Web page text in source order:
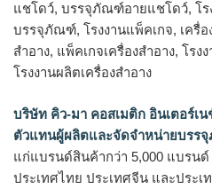
แชโดว์, บรรจุภัณฑ์อายแชโดว์, โร
บรรจุภัณฑ์, โรงงานแพ็คเกจ, เครื่
สำอาง, แพ็คเกจเครื่องสำอาง, โรง
โรงงานผลิตเครื่องสำอาง
บริษัท คิว-มา คอสเมติก อินเตอร์เ
ตัวแทนผู้ผลิตและจัดจำหน่ายบรร
แก่แบรนด์สินค้ากว่า 5,000 แบรนด์
ประเทศไทย ประเทศจีน และประ